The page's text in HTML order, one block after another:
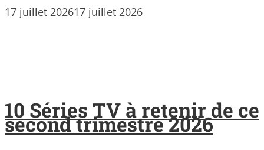
17 juillet 202617 juillet 2026
10 Séries TV à retenir de ce
second trimestre 2026